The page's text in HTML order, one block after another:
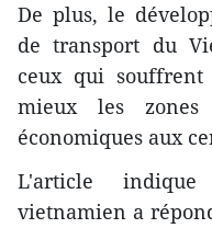
De plus, le
de transport du
ceux qui
mieux les zones
économiques aux
L'article
vietnamien a